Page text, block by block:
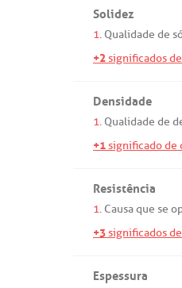
Solidez
1. Qualidade de
+2significados
Densidade
1. Qualidade de
+1significado de
Resistência
1. Causaque se
+3significados
Espessura